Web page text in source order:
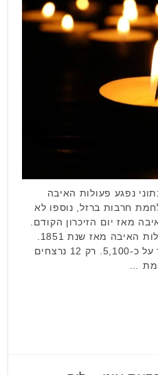
נפגע פעולות האיבה
חרבות ברזל, נוספו לא
האיבה מאז יום הזיכרון הקודם.
סך חללי פעולות האיבה עומד על כ-5,100. רק 12 נרצחים